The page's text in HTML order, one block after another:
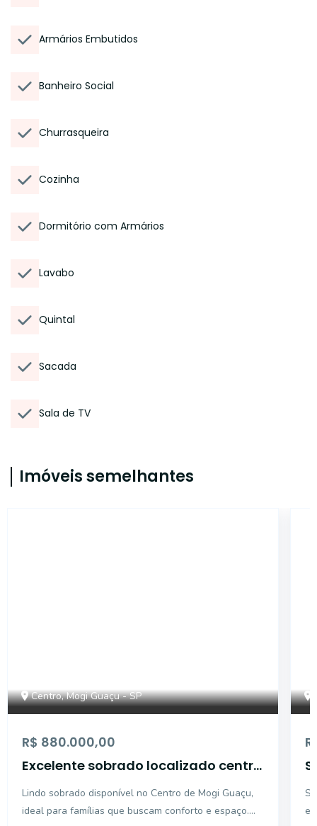
Armários Embutidos
Banheiro Social
Churrasqueira
Cozinha
Dormitório com Armários
Lavabo
Quintal
Sacada
Sala de TV
Imóveis semelhantes
Centro, Mogi Guaçu - SP
R$ 880.000,00
Excelente sobrado localizado centro
Lindo sobrado disponível no Centro de Mogi Guaçu,
ideal para famílias que buscam conforto e espaço.